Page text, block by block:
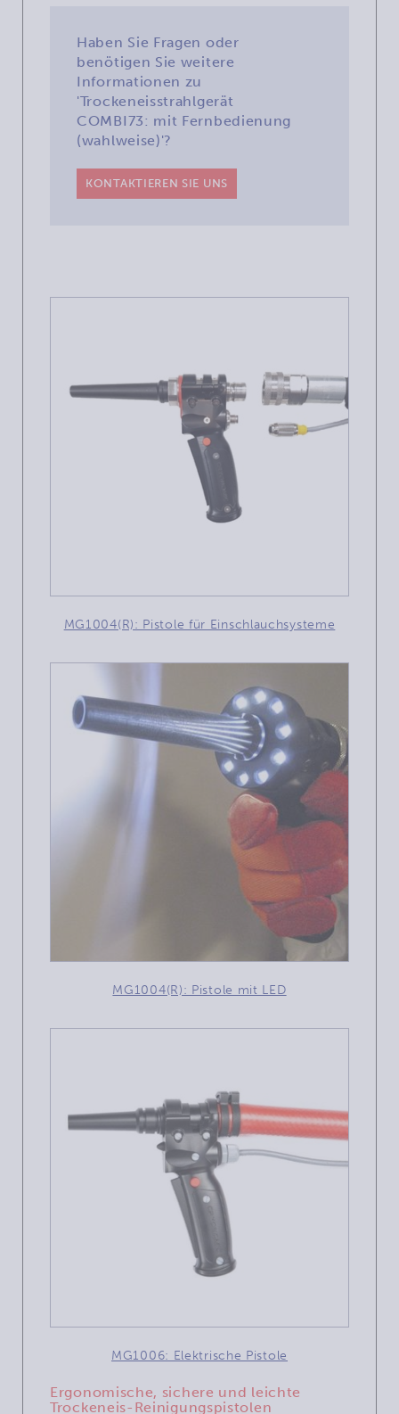
Haben Sie Fragen oder
benötigen Sie weitere
Informationen zu
'Trockeneisstrahlgerät
COMBI73: mit Fernbedienung
(wahlweise)'?
KONTAKTIEREN SIE UNS
MG1004(R): Pistole für Einschlauchsysteme
MG1004(R): Pistole mit LED
MG1006: Elektrische Pistole
Ergonomische, sichere und leichte
Trockeneis-Reinigungspistolen